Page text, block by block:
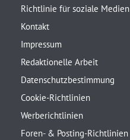
Richtlinie für soziale Medien
Kontakt
Impressum
Redaktionelle Arbeit
Datenschutzbestimmung
Cookie-Richtlinien
Werberichtlinien
Foren- & Posting-Richtlinien